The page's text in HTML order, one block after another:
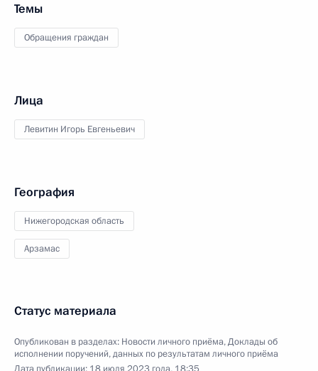
Темы
Обращения граждан
Лица
Левитин Игорь Евгеньевич
География
Нижегородская область
Арзамас
Статус материала
Опубликован в разделах: Новости личного приёма,Доклады об
исполнении поручений, данных по результатам личного приёма